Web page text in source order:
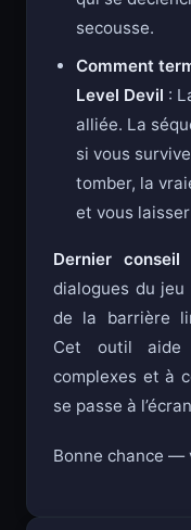
secousse.
Comment
Level Devil :
alliée. La
si vous
tomber, la
et vous
Dernier conseil
dialogues du jeu
de la barrière
Cet outil aide
complexes et à
se passe à
Bonne chance —